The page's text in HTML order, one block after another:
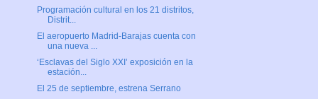
Programación cultural en los 21 distritos,
Distrit...
El aeropuerto Madrid-Barajas cuenta con
una nueva ...
‘Esclavas del Siglo XXI’ exposición en la
estación...
El 25 de septiembre, estrena Serrano